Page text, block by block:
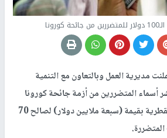
مديرية العمل وبالتعاون مع التنمية
أسماء المتضررين من أزمة جائحة كورونا
المستفيدين من المنحة القطرية بقيمة (سبعة ملايين دولار) لصالح 70